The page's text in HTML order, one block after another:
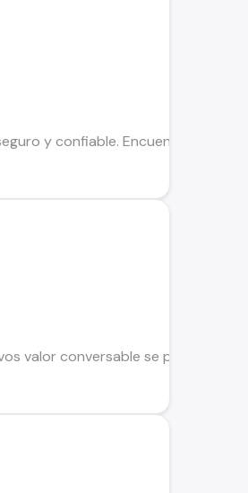
y confiable. Encuentra el ideal
valor conversable se permuta